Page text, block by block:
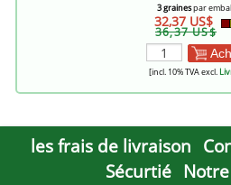
3 grainespar
32,37 US$
36,37 US$
[incl. 10% TVA excl.
les frais de livraison
Sécurtié